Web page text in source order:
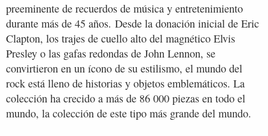
preeminente de recuerdos de música y entretenimiento
durante más de 45 años. Desde la donación inicial de Eric
Clapton, los trajes de cuello alto del magnético Elvis
Presley o las gafas redondas de John Lennon, se
convirtieron en un ícono de su estilismo, el mundo del
rock está lleno de historias y objetos emblemáticos. La
colección ha crecido a más de 86 000 piezas en todo el
mundo, la colección de este tipo más grande del mundo.